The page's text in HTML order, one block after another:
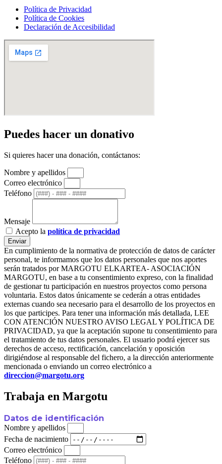
Política de Privacidad
Política de Cookies
Declaración de Accesibilidad
Puedes hacer un donativo
Si quieres hacer una donación, contáctanos:
Nombre y apellidos
Correo electrónico
Teléfono
Mensaje
Acepto la política de privacidad
Enviar
En cumplimiento de la normativa de protección de datos de carácter
personal, te informamos que los datos personales que nos aportes
serán tratados por MARGOTU ELKARTEA- ASOCIACIÓN
MARGOTU, en base a tu consentimiento expreso, con la finalidad
de gestionar tu participación en nuestros proyectos como persona
voluntaria. Estos datos únicamente se cederán a otras entidades
externas cuando sea necesario para el desarrollo de los proyectos en
los que participes. Para tener una información más detallada, LEE
CON ATENCIÓN NUESTRO AVISO LEGAL Y POLÍTICA DE
PRIVACIDAD, ya que la aceptación supone tu consentimiento para
el tratamiento de tus datos personales. El usuario podrá ejercer sus
derechos de acceso, rectificación, cancelación y oposición
dirigiéndose al responsable del fichero, a la dirección anteriormente
mencionada o enviando un correo electrónico a
direccion@margotu.org
Trabaja en Margotu
Datos de identificación
Nombre y apellidos
Fecha de nacimiento
Correo electrónico
Teléfono